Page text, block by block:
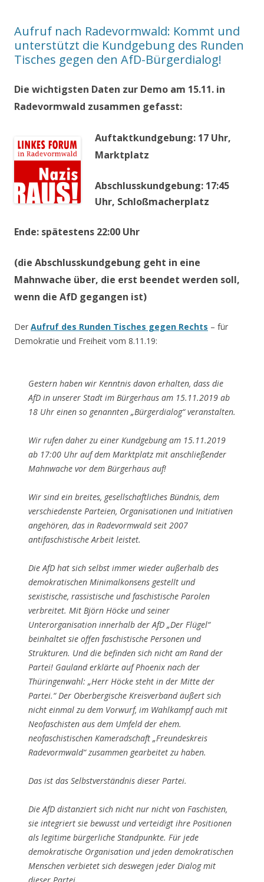
Aufruf nach Radevormwald: Kommt und
unterstützt die Kundgebung des Runden
Tisches gegen den AfD-Bürgerdialog!
Die wichtigsten Daten zur Demo am 15.11. in
Radevormwald zusammen gefasst:
Auftaktkundgebung: 17 Uhr,
Marktplatz
Abschlusskundgebung: 17:45
Uhr, Schloßmacherplatz
Ende: spätestens 22:00 Uhr
(die Abschlusskundgebung geht in eine
Mahnwache über, die erst beendet werden soll,
wenn die AfD gegangen ist)
Der Aufruf des Runden Tisches gegen Rechts – für
Demokratie und Freiheit vom 8.11.19:
Gestern haben wir Kenntnis davon erhalten, dass die
AfD in unserer Stadt im Bürgerhaus am 15.11.2019 ab
18 Uhr einen so genannten „Bürgerdialog“ veranstalten.
Wir rufen daher zu einer Kundgebung am 15.11.2019
ab 17:00 Uhr auf dem Marktplatz mit anschließender
Mahnwache vor dem Bürgerhaus auf!
Wir sind ein breites, gesellschaftliches Bündnis, dem
verschiedenste Parteien, Organisationen und Initiativen
angehören, das in Radevormwald seit 2007
antifaschistische Arbeit leistet.
Die AfD hat sich selbst immer wieder außerhalb des
demokratischen Minimalkonsens gestellt und
sexistische, rassistische und faschistische Parolen
verbreitet. Mit Björn Höcke und seiner
Unterorganisation innerhalb der AfD „Der Flügel“
beinhaltet sie offen faschistische Personen und
Strukturen. Und die befinden sich nicht am Rand der
Partei! Gauland erklärte auf Phoenix nach der
Thüringenwahl: „Herr Höcke steht in der Mitte der
Partei.“ Der Oberbergische Kreisverband äußert sich
nicht einmal zu dem Vorwurf, im Wahlkampf auch mit
Neofaschisten aus dem Umfeld der ehem.
neofaschistischen Kameradschaft „Freundeskreis
Radevormwald“ zusammen gearbeitet zu haben.
Das ist das Selbstverständnis dieser Partei.
Die AfD distanziert sich nicht nur nicht von Faschisten,
sie integriert sie bewusst und verteidigt ihre Positionen
als legitime bürgerliche Standpunkte. Für jede
demokratische Organisation und jeden demokratischen
Menschen verbietet sich deswegen jeder Dialog mit